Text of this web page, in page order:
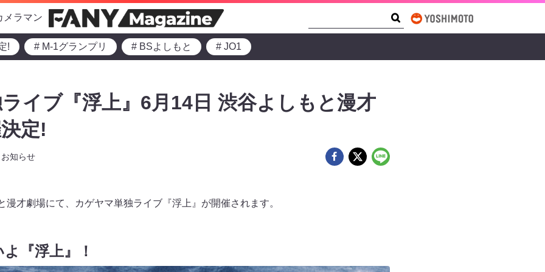
メラマン
! # M-1グランプリ # BSよしもと # JO1
イブ『浮上』6月14日 渋谷よしもと漫才
定!
お知らせ
漫才劇場にて、カゲヤマ単独ライブ『浮上』が開催されます。
『浮上』！